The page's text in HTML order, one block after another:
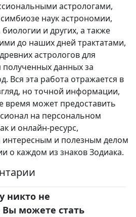
астрологами,
наук астрономии,
и других, а также
до наших дней трактатами,
астрологов для
данных за
Вся эта работа отражается в
но точной информации,
время может предоставить
на персональном
и онлайн-ресурс,
и полезным делом
о каждом из знаков Зодиака.
никто не
можете стать